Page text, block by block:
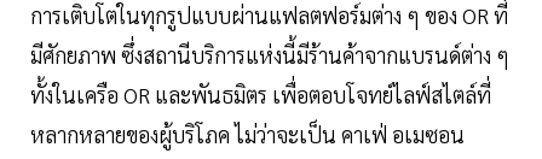
การเติบโตในทุกรูปแบบผ่านแฟลตฟอร์มต่าง ๆ ของ OR ที่
มีศักยภาพ ซึ่งสถานีบริการแห่งนี้มีร้านค้าจากแบรนด์ต่าง ๆ
ทั้งในเครือ OR และพันธมิตร เพื่อตอบโจทย์ไลฟ์สไตล์ที่
หลากหลายของผู้บริโภค ไม่ว่าจะเป็น คาเฟ่ อเมซอน